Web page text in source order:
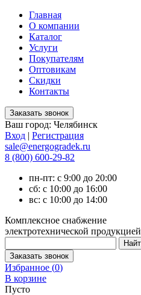
Главная
О компании
Каталог
Услуги
Покупателям
Оптовикам
Скидки
Контакты
Ваш город: Челябинск
Вход | Регистрация
sale@energogradek.ru
8 (800) 600-29-82
пн-пт: с 9:00 до 20:00
сб: с 10:00 до 16:00
вс: с 10:00 до 14:00
Комплексное снабжение
электротехнической продукцией
Избранное (0)
В корзине
Пусто